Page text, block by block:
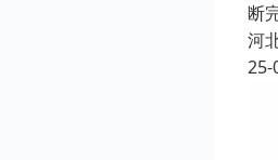
断
河
25-